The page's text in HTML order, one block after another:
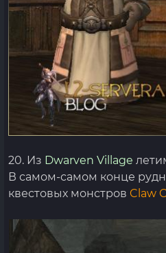
20. Из Dwarven Village
В самом-самом конце
квестовых монстров Claw